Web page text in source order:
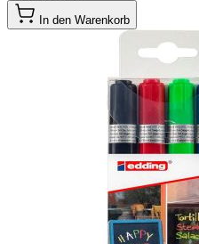
In den Warenkorb